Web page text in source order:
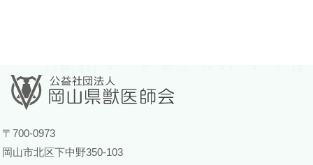
〒700-0973
岡山市北区下中野350-103